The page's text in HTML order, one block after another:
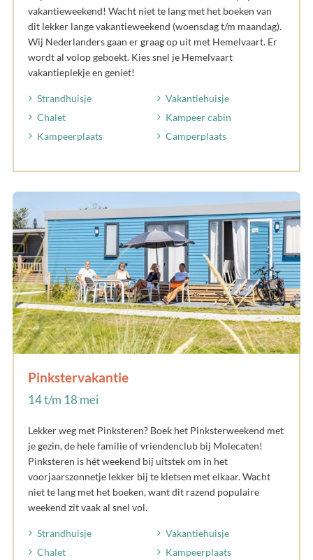
vakantieweekend! Wacht niet te lang met het boeken van
dit lekker lange vakantieweekend (woensdag t/m maandag).
Wij Nederlanders gaan er graag op uit met Hemelvaart. Er
wordt al volop geboekt. Kies snel je Hemelvaart
vakantieplekje en geniet!
Strandhuisje
Vakantiehuisje
Chalet
Kampeer cabin
Kampeerplaats
Camperplaats
Pinkstervakantie
14 t/m 18 mei
Lekker weg met Pinksteren? Boek het Pinksterweekend met
je gezin, de hele familie of vriendenclub bij Molecaten!
Pinksteren is hét weekend bij uitstek om in het
voorjaarszonnetje lekker bij te kletsen met elkaar. Wacht
niet te lang met het boeken, want dit razend populaire
weekend zit vaak al snel vol.
Strandhuisje
Vakantiehuisje
Chalet
Kampeerplaats